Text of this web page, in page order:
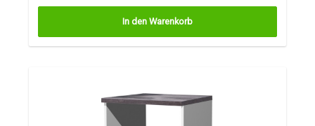
In den Warenkorb